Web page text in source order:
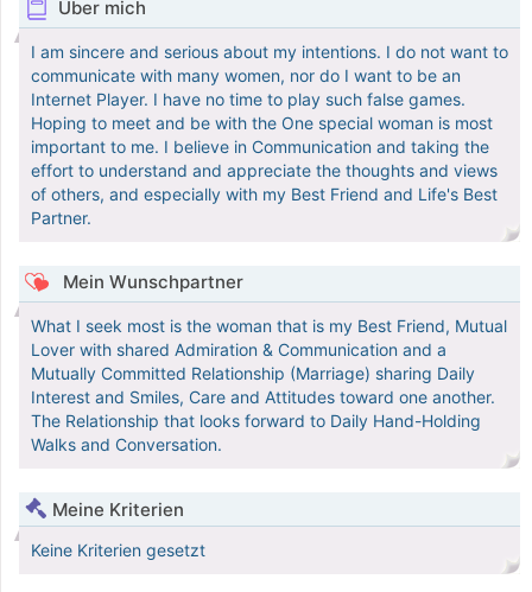
Über mich
I am sincere and serious about my intentions. I do not want to
communicate with many women, nor do I want to be an
Internet Player. I have no time to play such false games.
Hoping to meet and be with the One special woman is most
important to me. I believe in Communication and taking the
effort to understand and appreciate the thoughts and views
of others, and especially with my Best Friend and Life's Best
Partner.
Mein Wunschpartner
What I seek most is the woman that is my Best Friend, Mutual
Lover with shared Admiration & Communication and a
Mutually Committed Relationship (Marriage) sharing Daily
Interest and Smiles, Care and Attitudes toward one another.
The Relationship that looks forward to Daily Hand-Holding
Walks and Conversation.
Meine Kriterien
Keine Kriterien gesetzt